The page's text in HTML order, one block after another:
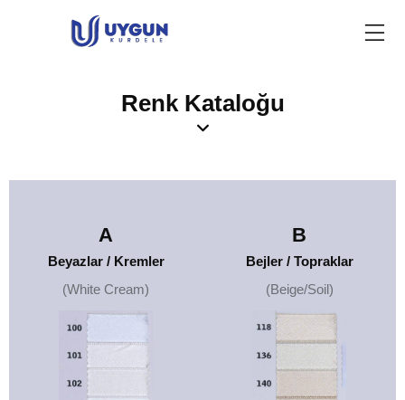
Renk Kataloğu
A
Beyazlar / Kremler
(White Cream)
B
Bejler / Topraklar
(Beige/Soil)